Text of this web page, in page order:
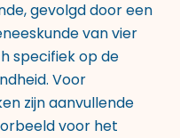
gevolgd door een
van vier
specifiek op de
Voor
zijn aanvullende
voor het